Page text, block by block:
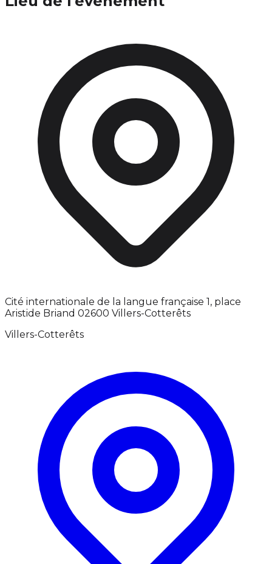
Cité internationale de la langue française 1, place
Aristide Briand 02600 Villers-Cotterêts
Villers-Cotterêts